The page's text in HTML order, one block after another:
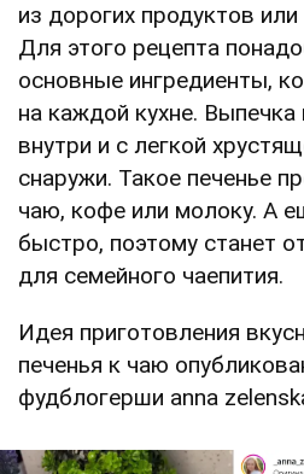
из дорогих продуктов
Для этого рецепта
основные ингредиенты,
на каждой кухне. Выпечка
внутри и с легкой
снаружи. Такое печенье
чаю, кофе или молоку. А
быстро, поэтому станет
для семейного чаепития.
Идея приготовления
печенья к чаю
фудблогерши anna